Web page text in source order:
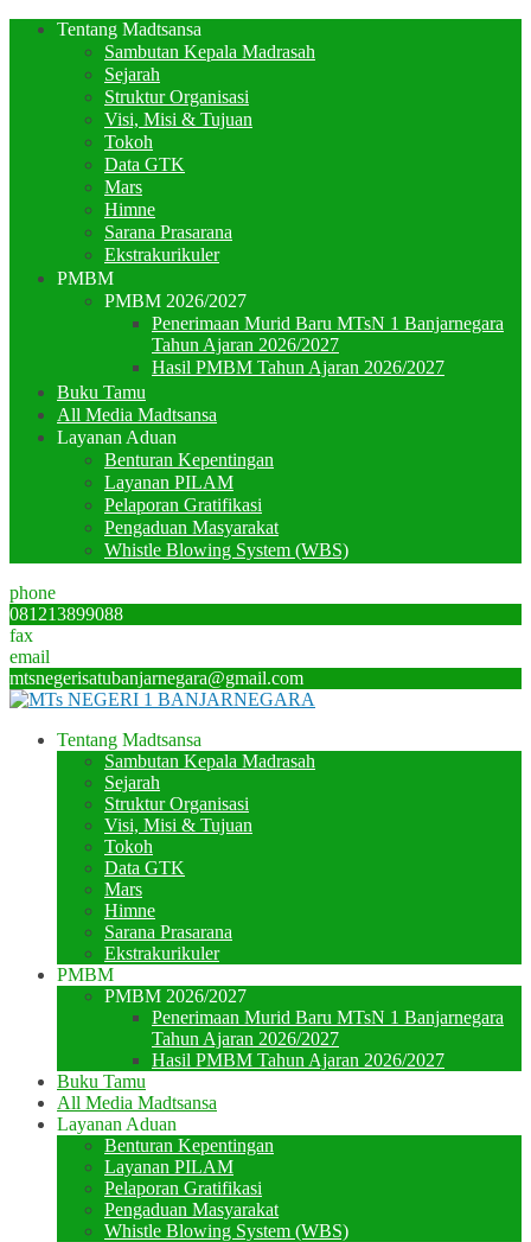
Tentang Madtsansa
Sambutan Kepala Madrasah
Sejarah
Struktur Organisasi
Visi, Misi & Tujuan
Tokoh
Data GTK
Mars
Himne
Sarana Prasarana
Ekstrakurikuler
PMBM
PMBM 2026/2027
Penerimaan Murid Baru MTsN 1 Banjarnegara
Tahun Ajaran 2026/2027
Hasil PMBM Tahun Ajaran 2026/2027
Buku Tamu
All Media Madtsansa
Layanan Aduan
Benturan Kepentingan
Layanan PILAM
Pelaporan Gratifikasi
Pengaduan Masyarakat
Whistle Blowing System (WBS)
phone
081213899088
fax
email
mtsnegerisatubanjarnegara@gmail.com
Tentang Madtsansa
Sambutan Kepala Madrasah
Sejarah
Struktur Organisasi
Visi, Misi & Tujuan
Tokoh
Data GTK
Mars
Himne
Sarana Prasarana
Ekstrakurikuler
PMBM
PMBM 2026/2027
Penerimaan Murid Baru MTsN 1 Banjarnegara
Tahun Ajaran 2026/2027
Hasil PMBM Tahun Ajaran 2026/2027
Buku Tamu
All Media Madtsansa
Layanan Aduan
Benturan Kepentingan
Layanan PILAM
Pelaporan Gratifikasi
Pengaduan Masyarakat
Whistle Blowing System (WBS)